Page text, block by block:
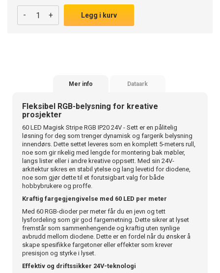
- + Legg i kurv
Mer info Dataark
Fleksibel RGB-belysning for kreative
prosjekter
60 LED Magisk Stripe RGB IP20 24V - Sett er en pålitelig
løsning for deg som trenger dynamisk og fargerik belysning
innendørs. Dette settet leveres som en komplett 5-meters rull,
noe som gir rikelig med lengde for montering bak møbler,
langs lister eller i andre kreative oppsett. Med sin 24V-
arkitektur sikres en stabil ytelse og lang levetid for diodene,
noe som gjør dette til et forutsigbart valg for både
hobbybrukere og proffe.
Kraftig fargegjengivelse med 60 LED per meter
Med 60 RGB-dioder per meter får du en jevn og tett
lysfordeling som gir god fargemetning. Dette sikrer at lyset
fremstår som sammenhengende og kraftig uten synlige
avbrudd mellom diodene. Dette er en fordel når du ønsker å
skape spesifikke fargetoner eller effekter som krever
presisjon og styrke i lyset.
Effektiv og driftssikker 24V-teknologi